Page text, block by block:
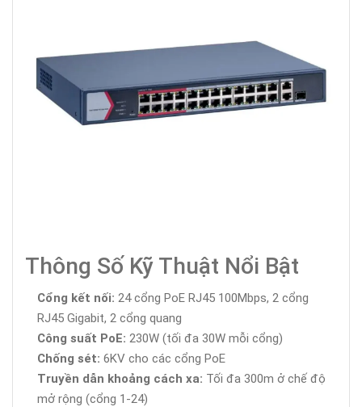
Thông Số Kỹ Thuật Nổi Bật
Cổng kết nối: 24 cổng PoE RJ45 100Mbps, 2 cổng
RJ45 Gigabit, 2 cổng quang
Công suất PoE: 230W (tối đa 30W mỗi cổng)
Chống sét: 6KV cho các cổng PoE
Truyền dẫn khoảng cách xa: Tối đa 300m ở chế độ
mở rộng (cổng 1-24)